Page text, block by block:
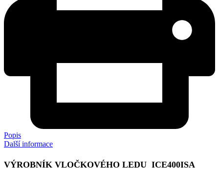
Popis
Další informace
VÝROBNÍK VLOČKOVÉHO LEDU ICE400ISA